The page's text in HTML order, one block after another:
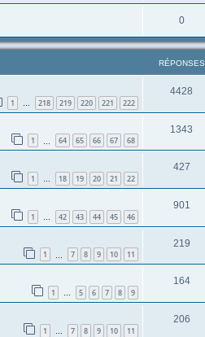
0
RÉPONSES
1 … 218 219 220 221 222
4428
1 64 65 66 67 68
1343
1 … 18 19 20 21 22
427
1 … 42 43 44 45 46
901
1 7 8 9 10 11
219
1 … 5 6 7 8 9
164
1 … 7 8 9 10 11
206